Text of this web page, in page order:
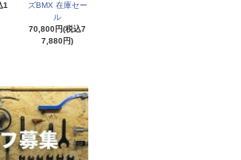
1
ズBMX 在庫セー
ル
70,800円(税込7
7,880円)